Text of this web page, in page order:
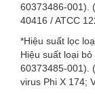
60373486-001).
40416 / ATCC
*Hiệu suất lọc
Hiệu suất loại
60373485-001).
virus Phi X 174;